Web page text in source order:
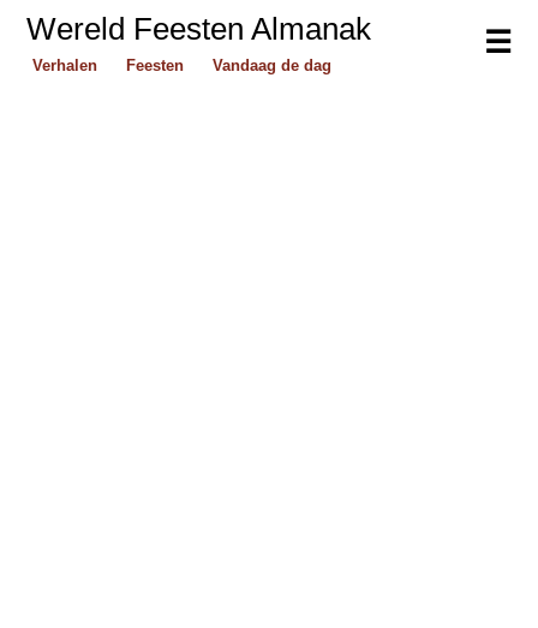
☰
Wereld Feesten Almanak
Verhalen Feesten Vandaag de dag